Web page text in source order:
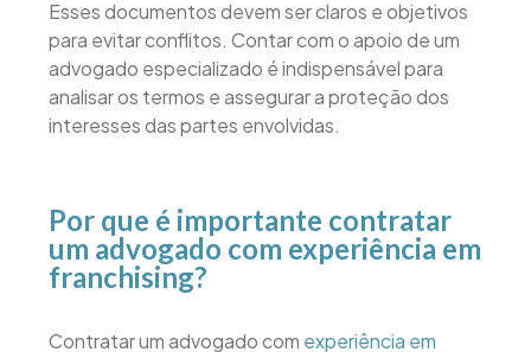
Esses documentos devem ser claros e objetivos
para evitar conflitos. Contar com o apoio de um
advogado especializado é indispensável para
analisar os termos e assegurar a proteção dos
interesses das partes envolvidas.
Por que é importante contratar
um advogado com experiência em
franchising?
Contratar um advogado com experiência em